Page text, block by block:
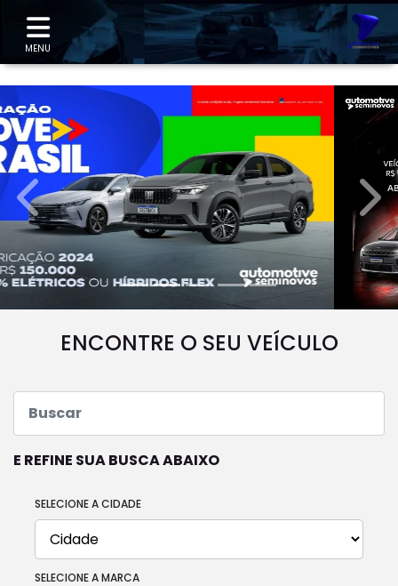
MENU
templates.template-
ENCONTRE O SEU VEÍCULO
E REFINE SUA BUSCA ABAIXO
SELECIONE A CIDADE
SELECIONE A MARCA